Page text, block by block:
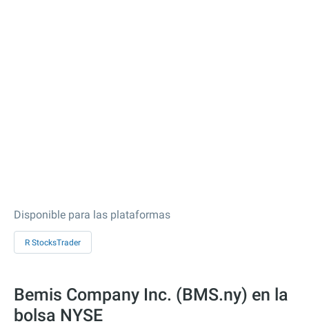
Disponible para las plataformas
R StocksTrader
Bemis Company Inc. (BMS.ny) en la
bolsa NYSE